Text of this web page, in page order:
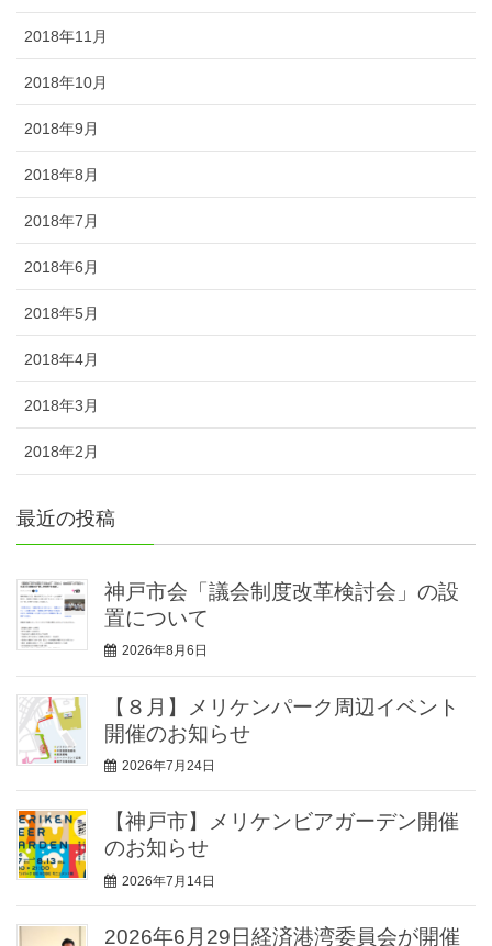
2018年11月
2018年10月
2018年9月
2018年8月
2018年7月
2018年6月
2018年5月
2018年4月
2018年3月
2018年2月
最近の投稿
神戸市会「議会制度改革検討会」の設
置について
2026年8月6日
【８月】メリケンパーク周辺イベント
開催のお知らせ
2026年7月24日
【神戸市】メリケンビアガーデン開催
のお知らせ
2026年7月14日
2026年6月29日経済港湾委員会が開催